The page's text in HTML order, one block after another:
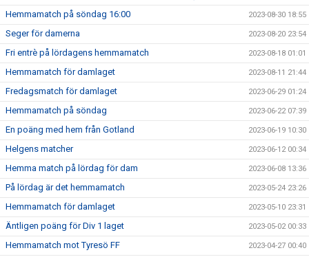
Hemmamatch på söndag 16:00 2023-08-30 18:55
Seger för damerna 2023-08-20 23:54
Fri entrè på lördagens hemmamatch 2023-08-18 01:01
Hemmamatch för damlaget 2023-08-11 21:44
Fredagsmatch för damlaget 2023-06-29 01:24
Hemmamatch på söndag 2023-06-22 07:39
En poäng med hem från Gotland 2023-06-19 10:30
Helgens matcher 2023-06-12 00:34
Hemma match på lördag för dam 2023-06-08 13:36
På lördag är det hemmamatch 2023-05-24 23:26
Hemmamatch för damlaget 2023-05-10 23:31
Äntligen poäng för Div 1 laget 2023-05-02 00:33
Hemmamatch mot Tyresö FF 2023-04-27 00:40